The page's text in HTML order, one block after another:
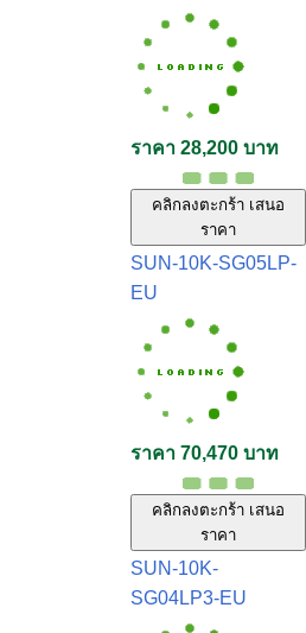
ราคา 28,200 บาท
คลิกลงตะกร้า เสนอ
ราคา
SUN-10K-SG05LP-
EU
ราคา 70,470 บาท
คลิกลงตะกร้า เสนอ
ราคา
SUN-10K-
SG04LP3-EU